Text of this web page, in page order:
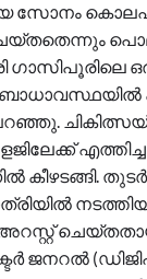
സോനം
ഗാസിപൂരിലെ
കീഴടങ്ങി.
ജനറൽ